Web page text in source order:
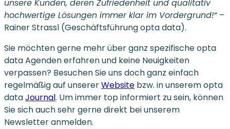
unsere Kunden, deren Zufriedenheit und qualitativ
hochwertige Lösungen immer klar im Vordergrund!“ –
Rainer Strassl (Geschäftsführung opta data).
Sie möchten gerne mehr über ganz spezifische opta
data Agenden erfahren und keine Neuigkeiten
verpassen? Besuchen Sie uns doch ganz einfach
regelmäßig auf unsererWebsite bzw. in unserem opta
dataJournal. Um immer top informiert zu sein, können
Sie sich auch sehr gerne direkt bei unserem
Newsletter anmelden.